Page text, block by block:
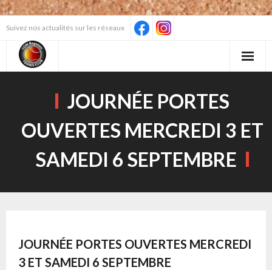
Skip
content
Suivez nos actualités sur les réseaux
JOURNÉE PORTES
OUVERTES MERCREDI 3 ET
SAMEDI 6 SEPTEMBRE
JOURNÉE PORTES OUVERTES MERCREDI
3 ET SAMEDI 6 SEPTEMBRE